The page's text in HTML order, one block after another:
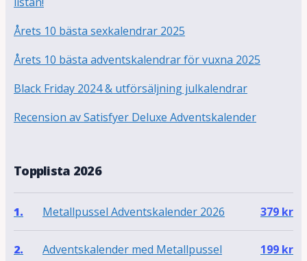
Årets 10 bästa sexkalendrar 2025
Årets 10 bästa adventskalendrar för vuxna 2025
Black Friday 2024 & utförsäljning julkalendrar
Recension av Satisfyer Deluxe Adventskalender
Topplista 2026
1. Metallpussel Adventskalender 2026 379 kr
2. Adventskalender med Metallpussel 199 kr